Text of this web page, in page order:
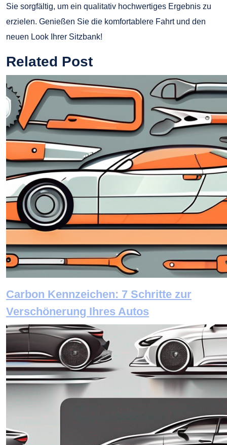
Sie sorgfältig, um ein qualitativ hochwertiges Ergebnis zu
erzielen. Genießen Sie die komfortablere Fahrt und den
neuen Look Ihrer Sitzbank!
Related Post
Carbon Kennzeichen: 7 Schritte zur
Verschönerung Ihres Autos